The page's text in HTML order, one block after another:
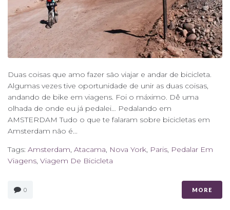
Duas coisas que amo fazer são viajar e andar de bicicleta.
Algumas vezes tive oportunidade de unir as duas coisas,
andando de bike em viagens. Foi o máximo. Dê uma
olhada de onde eu já pedalei… Pedalando em
AMSTERDAM Tudo o que te falaram sobre bicicletas em
Amsterdam não é...
Tags: Amsterdam, Atacama, Nova York, Paris, Pedalar Em
Viagens, Viagem De Bicicleta
0 MORE